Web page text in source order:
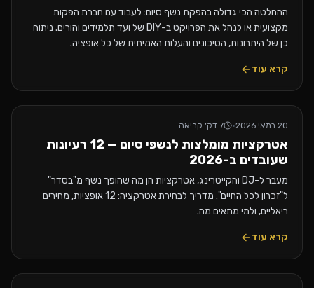
ההחלטה הכי גדולה בהפקת נשף סיום: לעבוד עם חברת הפקות
מקצועית או לנהל את הפרויקט ב-DIY של ועד תלמידים והורים. ניתוח
כן של היתרונות, הסיכונים והעלות האמיתית של כל אופציה.
קרא עוד
20 במאי 2026 ·
7 דק׳ קריאה
אטרקציות מומלצות לנשפי סיום — 12 רעיונות
שעובדים ב-2026
מעבר ל-DJ והקייטרינג, אטרקציות הן מה שהופך נשף מ"בסדר"
ל"זכרון לכל החיים". מדריך לבחירת אטרקציה: 12 אופציות, מחירים
ריאליים, ולמי מתאים מה.
קרא עוד